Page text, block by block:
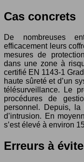
Cas concrets
De nombreuses
efficacement leurs
mesures de
dans une zone à
certifié EN 1143-1
haute sûreté et d’un
télésurveillance. Le
procédures de
personnel. Depuis,
d’intrusion. En
s’est élevé à environ
Erreurs à